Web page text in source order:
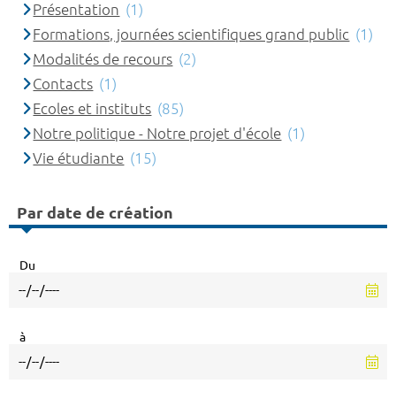
Présentation (1)
Formations, journées scientifiques grand public (1)
Modalités de recours (2)
Contacts (1)
Ecoles et instituts (85)
Notre politique - Notre projet d'école (1)
Vie étudiante (15)
Par date de création
Du
à